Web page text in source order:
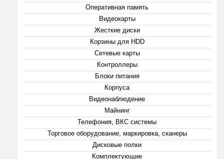
Оперативная память
Видеокарты
Жесткие диски
Корзины для HDD
Сетевые карты
Контроллеры
Блоки питания
Корпуса
Видеонаблюдение
Майнинг
Телефония, ВКС системы
Торговое оборудование, маркировка, сканеры
Дисковые полки
Комплектующие